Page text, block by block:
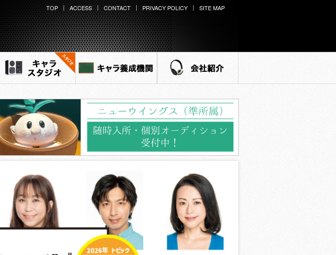
TOP ACCESS CONTACT PRIVACY POLICY SITE MAP
キャラ スタジオ キャラ養成機関 会社紹介